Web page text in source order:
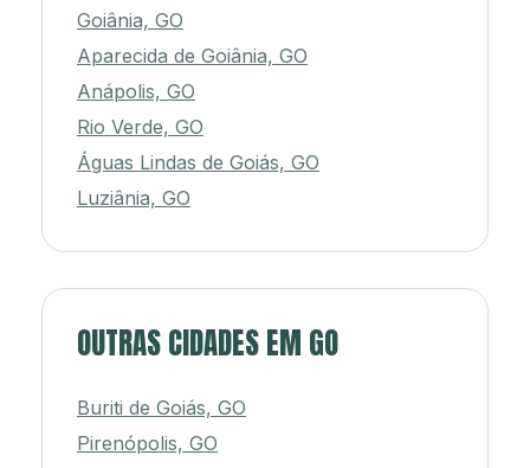
Goiânia, GO
Aparecida de Goiânia, GO
Anápolis, GO
Rio Verde, GO
Águas Lindas de Goiás, GO
Luziânia, GO
OUTRAS CIDADES EM GO
Buriti de Goiás, GO
Pirenópolis, GO